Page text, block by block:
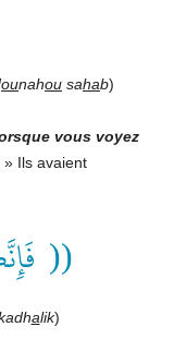
ounahou sahab)
vous voyez
» Ils avaient
((
alik)